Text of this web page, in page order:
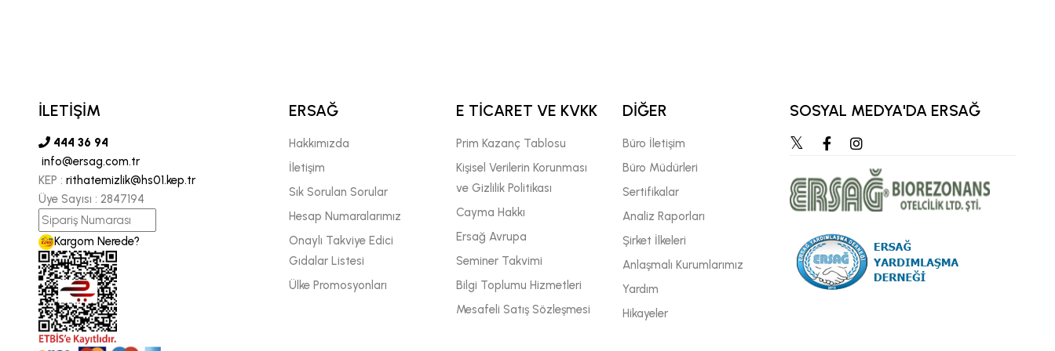
İLETİŞİM
444 36 94
info@ersag.com.tr
KEP : rithatemizlik@hs01.kep.tr
Üye Sayısı : 2847194
Kargom Nerede?
ERSAĞ
Hakkımızda
İletişim
Sık Sorulan Sorular
Hesap Numaralarımız
Onaylı Takviye Edici
Gıdalar Listesi
Ülke Promosyonları
E TİCARET VE KVKK
Prim Kazanç Tablosu
Kişisel Verilerin Korunması
ve Gizlilik Politikası
Cayma Hakkı
Ersağ Avrupa
Seminer Takvimi
Bilgi Toplumu Hizmetleri
Mesafeli Satış Sözleşmesi
DİĞER
Büro İletişim
Büro Müdürleri
Sertifikalar
Analiz Raporları
Şirket İlkeleri
Anlaşmalı Kurumlarımız
Yardım
Hikayeler
SOSYAL MEDYA'DA ERSAĞ